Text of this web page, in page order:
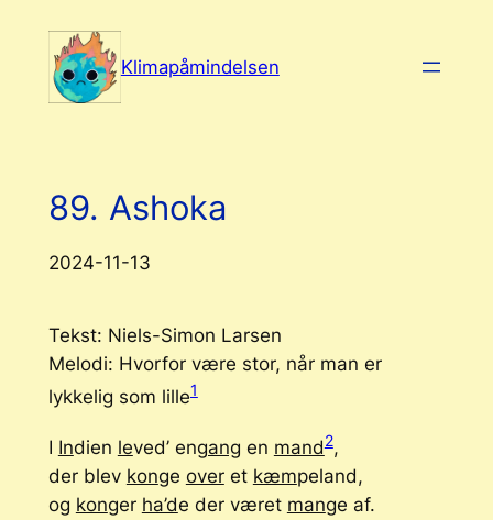
indhold
Klimapåmindelsen
89. Ashoka
2024-11-13
Tekst: Niels-Simon Larsen
Melodi: Hvorfor være stor, når man er
lykkelig som lille1
I Indien leved’ engang en mand2,
der blev konge overet kæmpeland,
og konger ha’de der været mange af.